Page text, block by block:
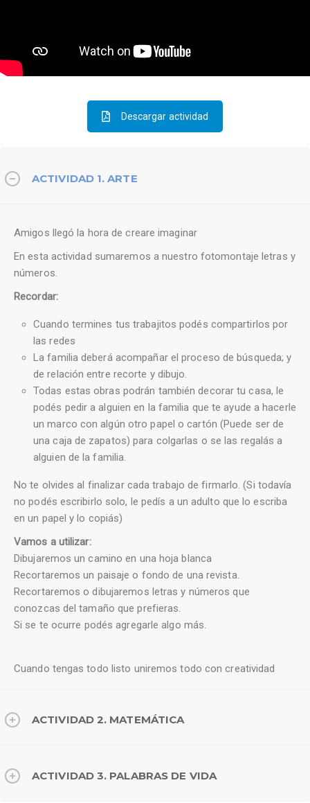
Descargar actividad
ACTIVIDAD 1. ARTE
Amigos llegó la hora de creare imaginar
En esta actividad sumaremos a nuestro fotomontaje letras y
números.
Recordar:
Cuando termines tus trabajitos podés compartirlos por
las redes
La familia deberá acompañar el proceso de búsqueda; y
de relación entre recorte y dibujo.
Todas estas obras podrán también decorar tu casa, le
podés pedir a alguien en la familia que te ayude a hacerle
un marco con algún otro papel o cartón (Puede ser de
una caja de zapatos) para colgarlas o se las regalás a
alguien de la familia.
No te olvides al finalizar cada trabajo de firmarlo. (Si todavía
no podés escribirlo solo, le pedís a un adulto que lo escriba
en un papel y lo copiás)
Vamos a utilizar:
Dibujaremos un camino en una hoja blanca
Recortaremos un paisaje o fondo de una revista.
Recortaremos o dibujaremos letras y números que
conozcas del tamaño que prefieras.
Si se te ocurre podés agregarle algo más.
Cuando tengas todo listo uniremos todo con creatividad
ACTIVIDAD 2. MATEMÁTICA
ACTIVIDAD 3. PALABRAS DE VIDA